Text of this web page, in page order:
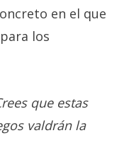
en el que
para los
que estas
valdrán la